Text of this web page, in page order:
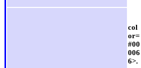
col
or=
#00
006
6>